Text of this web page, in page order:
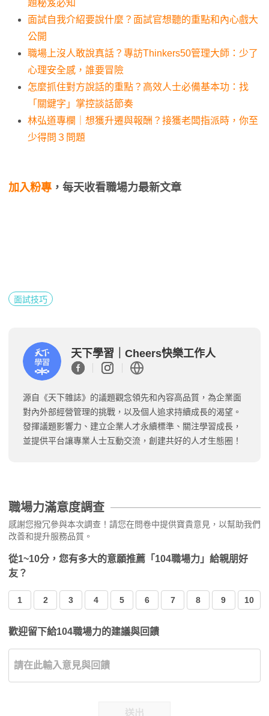
題秘笈必知
面試自我介紹要說什麼？面試官想聽的重點和內心戲大
公開
職場上沒人敢說真話？專訪Thinkers50管理大師：少了
心理安全感，誰要冒險
怎麼抓住對方說話的重點？高效人士必備基本功：找
「關鍵字」掌控談話節奏
林弘道專欄｜想獲升遷與報酬？接獲老闆指派時，你至
少得問３問題
加入粉專 ，每天收看職場力最新文章
面試技巧
天下學習｜Cheers快樂工作人
源自《天下雜誌》的議題觀念領先和內容高品質，為企業面
對內外部經營管理的挑戰，以及個人追求持續成長的渴望。
發揮議題影響力、建立企業人才永續標準、關注學習成長，
並提供平台讓專業人士互動交流，創建共好的人才生態圈！
職場力滿意度調查
感謝您撥冗參與本次調查！請您在問卷中提供寶貴意見，以幫助我們
改善和提升服務品質。
從1~10分，您有多大的意願推薦「104職場力」給親朋好
友？
1 2 3 4 5 6 7 8 9 10
歡迎留下給104職場力的建議與回饋
送出